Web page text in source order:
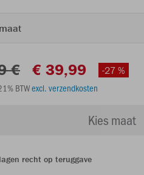
€ € 39,99
-27 %
BTWexcl. verzendkosten
Kies maat
recht op teruggave